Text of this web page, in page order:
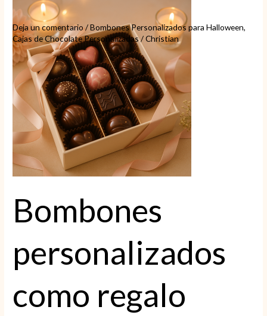
personalizados
con
mensaje
especial
Bombones
personalizados
como regalo
Deja un comentario /Bombones Personalizados para Halloween,
Cajas de Chocolate Personalizadas/Christian